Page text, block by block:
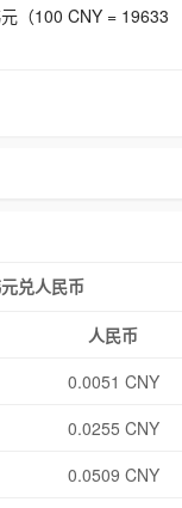
（100 CNY = 19633
兑人民币
人民币
0.0051 CNY
0.0255 CNY
0.0509 CNY